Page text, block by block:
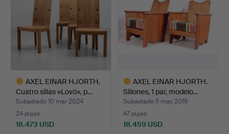
AXEL EINAR HJORTH.
Cuatro sillas «Lovö», p…
Subastado 10 mar 2024
24 pujas
18.473 USD
AXEL EINAR HJORTH.
Sillones, 1 par, modelo…
Subastado 5 may 2019
47 pujas
18.459 USD